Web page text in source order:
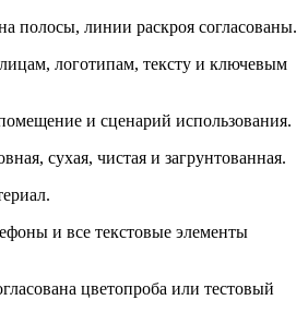
полосы, линии раскроя согласованы.
логотипам, тексту и ключевым
и сценарий использования.
сухая, чистая и загрунтованная.
и все текстовые элементы
цветопроба или тестовый